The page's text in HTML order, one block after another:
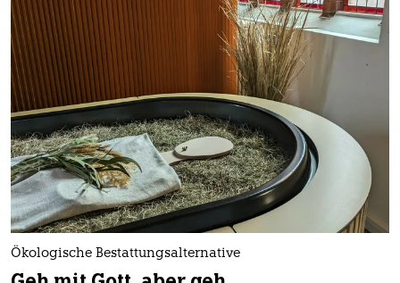
Ökologische Bestattungsalternative